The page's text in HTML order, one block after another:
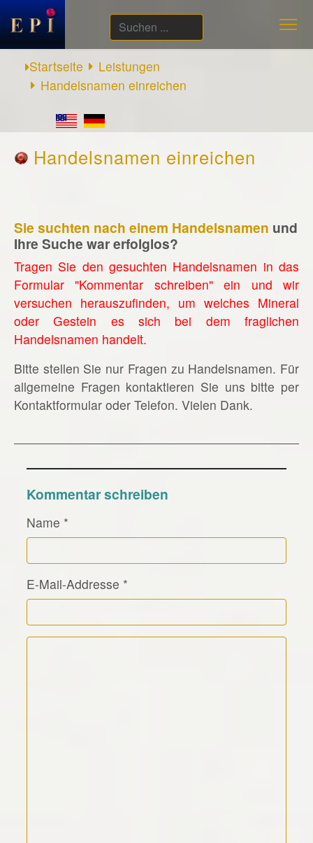
Suchen
...
Startseite
Leistungen
Handelsnamen einreichen
Handelsnamen einreichen
Sie suchten nach einem Handelsnamen und
Ihre Suche war erfolglos?
Tragen Sie den gesuchten Handelsnamen in das
Formular "Kommentar schreiben" ein und wir
versuchen herauszufinden, um welches Mineral
oder Gestein es sich bei dem fraglichen
Handelsnamen handelt.
Bitte stellen Sie nur Fragen zu Handelsnamen. Für
allgemeine Fragen kontaktieren Sie uns bitte per
Kontaktformular oder Telefon. Vielen Dank.
Kommentar schreiben
Name *
E-Mail-Addresse *
Kommentar Text